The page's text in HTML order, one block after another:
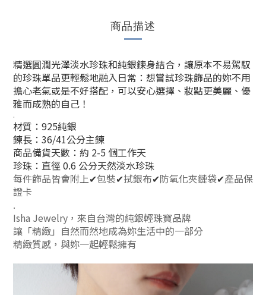
商品描述
精選圓潤光澤淡水珍珠和純銀鍊身結合， 讓原本不易駕馭
的珍珠單品更輕鬆地融入日常： 想嘗試珍珠飾品的妳不用
擔心老氣或是不好搭配， 可以安心選擇、妝點更美麗、優
雅而成熟的自己！
.
材質：925純銀
鍊長：36/41公分主鍊
商品備貨天數：約 2-5 個工作天
珍珠：直徑 0.6 公分天然淡水珍珠
每件飾品皆會附上✔包裝✔拭銀布✔防氧化夾鏈袋✔產品保
證卡
.
Isha Jewelry，來自台灣的純銀輕珠寶品牌
讓「精緻」自然而然地成為妳生活中的一部分
精緻質感，與妳一起輕鬆擁有